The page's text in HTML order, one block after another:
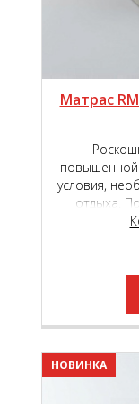
Матрас
условия,
отдыха.
НОВИНКА